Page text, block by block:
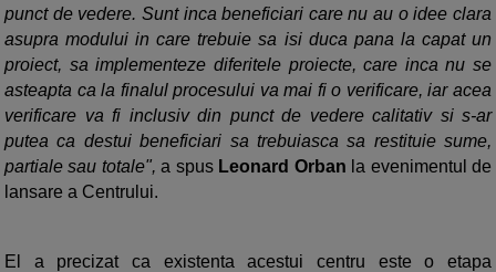
punct de vedere. Sunt inca beneficiari care nu au o idee clara
asupra modului in care trebuie sa isi duca pana la capat un
proiect, sa implementeze diferitele proiecte, care inca nu se
asteapta ca la finalul procesului va mai fi o verificare, iar acea
verificare va fi inclusiv din punct de vedere calitativ si s-ar
putea ca destui beneficiari sa trebuiasca sa restituie sume,
partiale sau totale", a spus Leonard Orban la evenimentul de
lansare a Centrului.
El a precizat ca existenta acestui centru este o etapa